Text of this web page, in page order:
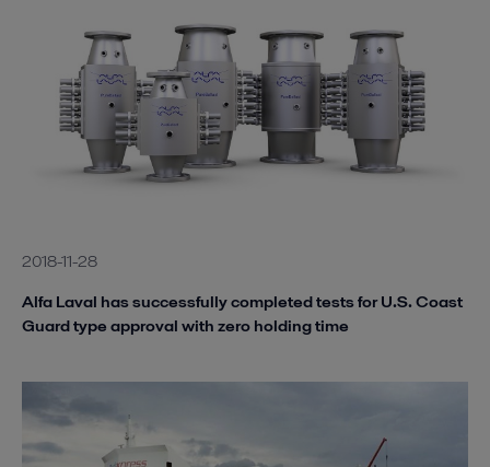
2018-11-28
Alfa Laval has successfully completed tests for U.S. Coast
Guard type approval with zero holding time